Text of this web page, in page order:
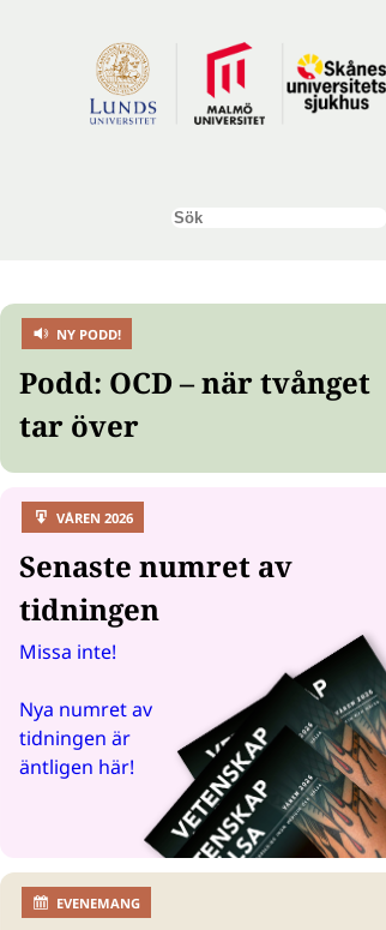
Sök
NY PODD!
Podd: OCD – när tvånget
tar över
VÅREN 2026
Senaste numret av
tidningen
Missa inte!
Nya numret av
tidningen är
äntligen här!
EVENEMANG